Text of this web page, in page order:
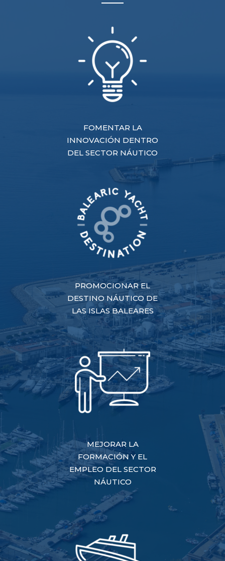
FOMENTAR LA
INNOVACIÓN DENTRO
DEL SECTOR NÁUTICO
PROMOCIONAR EL
DESTINO NÁUTICO DE
LAS ISLAS BALEARES
MEJORAR LA
FORMACIÓN Y EL
EMPLEO DEL SECTOR
NÁUTICO